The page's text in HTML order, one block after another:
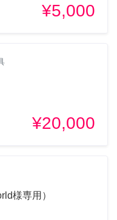
¥5,000
¥20,000
様専用）